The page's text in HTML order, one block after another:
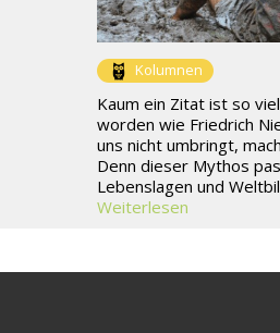
Kolumnen
Kaum ein Zitat ist so
worden wie Friedrich
uns nicht umbringt,
Denn dieser Mythos
Lebenslagen und
Weiterlesen